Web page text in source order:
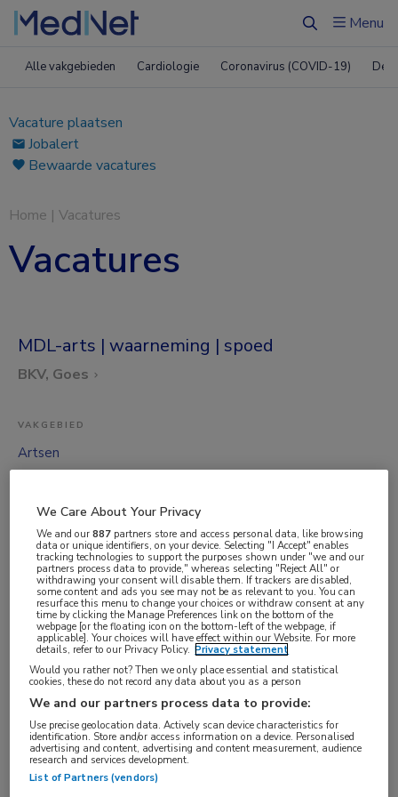
ZoekenMenu
Alle vakgebieden Cardiologie Coronavirus (COVID-19)
Vacature plaatsen
Jobalert
Bewaarde vacatures
Home | Vacatures
Vacatures
MDL-arts | waarneming | spoed
BKV, Goes
VAKGEBIED
Artsen
MDL-arts
Ziekenhuis
AANSTELLING
Niet nader bepaald
PLAATSINGSDATUM
11 november 2025
NIVEAU
WO
ERVARING
Niet nader bepaald
DIENSTVERBAND
We Care About Your Privacy
We and our887 partners store and access personal data, like browsing
data or unique identifiers, on your device. Selecting "I Accept" enables
tracking technologies to support the purposes shown under "we and our
partners process data to provide," whereas selecting "Reject All" or
withdrawing your consent will disable them. If trackers are disabled,
some content and ads you see may not be as relevant to you. You can
resurface this menu to change your choices or withdraw consent at any
time by clicking the Manage Preferences link on the bottom of the
webpage [or the floating icon on the bottom-left of the webpage, if
applicable]. Your choices will have effect within our Website. For more
details, refer to our Privacy Policy. Privacy statement
Would you rather not? Then we only place essential and statistical
cookies, these do not record any data about you as a person
We and our partners process data to provide:
Use precise geolocation data. Actively scan device characteristics for
identification. Store and/or access information on a device. Personalised
advertising and content, advertising and content measurement, audience
research and services development.
List of Partners (vendors)